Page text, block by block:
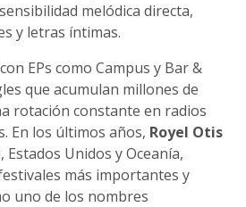
melódica directa,
y letras íntimas.
EPs como Campus y Bar &
que acumulan millones de
rotación constante en radios
En los últimos años, Royel Otis
Unidos y Oceanía,
más importantes y
uno de los nombres